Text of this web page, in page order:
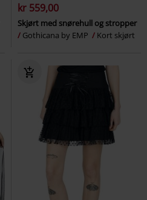
kr 559,00
Skjørt med snørehull og stropper
Gothicana by EMP
Kort skjørt